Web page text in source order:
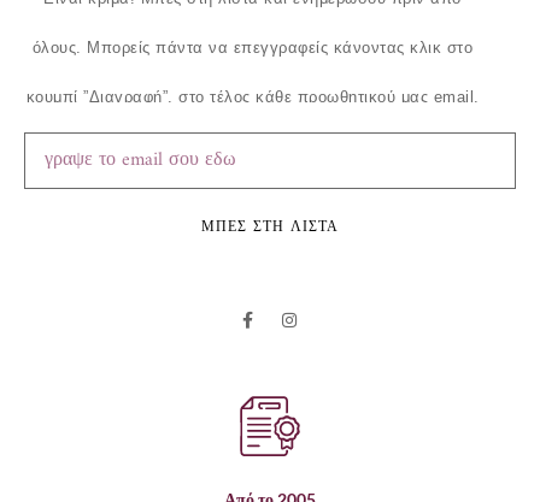
όλους. Μπορείς πάντα να επεγγραφείς κάνοντας κλικ στο
κουμπί ”Διαγραφή”, στο τέλος κάθε προωθητικού μας email.
ΜΠΕΣ ΣΤΗ ΛΙΣΤΑ